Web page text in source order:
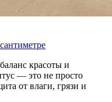
красоты и
— это не просто
от влаги, грязи и